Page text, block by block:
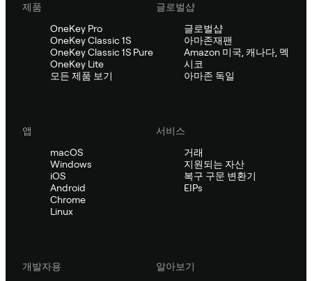
제품
OneKey Pro
OneKey Classic 1S
OneKey Classic 1S Pure
OneKey Lite
모든 제품 보기
글로벌샵
글로벌샵
아마존재팬
Amazon 미국, 캐나다, 멕
시코
아마존 독일
앱
macOS
Windows
iOS
Android
Chrome
Linux
서비스
거래
지원되는 자산
복구 구문 변환기
EIPs
개발자용
알아보기